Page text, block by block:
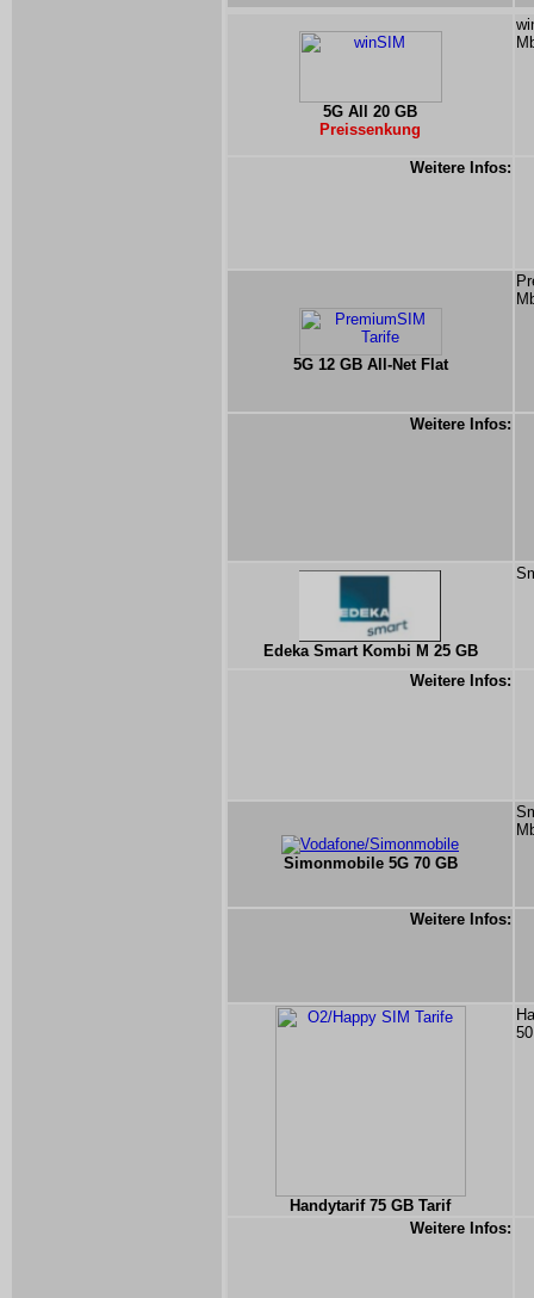
5G All 20 GB
Preissenkung
Weitere Infos:
5G 12 GB All-Net Flat
Weitere Infos:
Edeka Smart Kombi M 25 GB
Weitere Infos:
Simonmobile 5G 70 GB
Weitere Infos:
Handytarif 75 GB Tarif
Weitere Infos: